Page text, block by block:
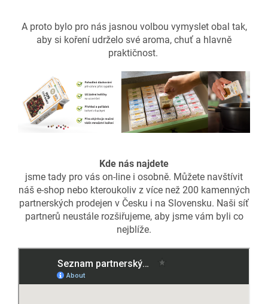
A proto bylo pro nás jasnou volbou vymyslet obal tak,
aby si koření udrželo své aroma, chuť a hlavně
praktičnost.
Kde nás najdete
jsme tady pro vás on-line i osobně. Můžete navštívit
náš e-shop nebo kteroukoliv z více než 200 kamenných
partnerských prodejen v Česku i na Slovensku. Naši síť
partnerů neustále rozšiřujeme, aby jsme vám byli co
nejblíže.